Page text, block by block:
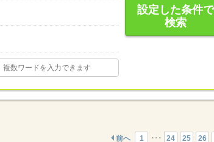
設定した条件で
検索
前へ 1 ･･･ 24 25 26